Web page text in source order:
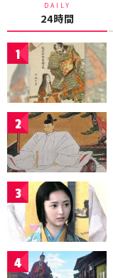
DAILY
24時間
1
2
3
4